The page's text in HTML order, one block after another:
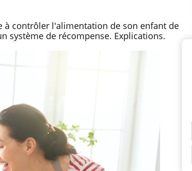
à contrôler l'alimentation de son enfant de
système de récompense. Explications.